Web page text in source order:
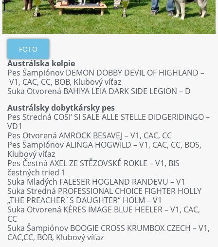
FOTO
Austrálska kelpie
Pes Šampiónov DEMON DOBBY DEVIL OF HIGHLAND –
V1, CAC, CC, BOB, Klubový víťaz
Suka Otvorená BAHIYA LEIA DARK SIDE LEGION – D
Austrálsky dobytkársky pes
Pes Stredná COSI‘ SI SALE ALLE STELLE DIDGERIDINGO –
VD1
Pes Otvorená AMROCK BESAVEJ – V1, CAC, CC
Pes Šampiónov ALINGA HOGWILD – V1, CAC, CC, BOS,
Klubový víťaz
Pes Čestná AXEL ZE STĚZOVSKÉ ROKLE – V1, BIS
čestných tried 1
Suka Mladých FALESER HOGLAND RANDEVU – V1
Suka Stredná PROFESSIONAL CHOICE FIGHTER HOLLY
„THE PREACHER´S DAUGHTER“ HOLM – V1
Suka Otvorená KÉRES IMAGE BLUE HEELER – V1, CAC,
CC
Suka Šampiónov BOOGIE CROSS KRUMBOX CZECH – V1,
CAC,CC, BOB, Klubový víťaz